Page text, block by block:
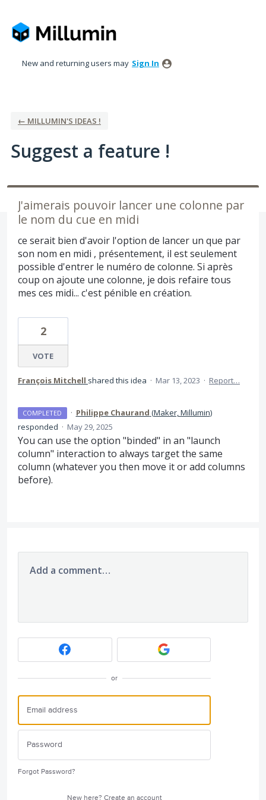
to
content
New and returning users may Sign In
← MILLUMIN'S IDEAS !
Suggest a feature !
J'aimerais pouvoir lancer une colonne par
le nom du cue en midi
ce serait bien d'avoir l'option de lancer un que par
son nom en midi , présentement, il est seulement
possible d'entrer le numéro de colonne. Si après
coup on ajoute une colonne, je dois refaire tous
mes ces midi... c'est pénible en création.
2
VOTE
François Mitchell shared this idea · Mar 13, 2023 · Report…
COMPLETED · Philippe Chaurand (Maker, Millumin)
responded · May 29, 2025
You can use the option "binded" in an "launch
column" interaction to always target the same
column (whatever you then move it or add columns
before).
Add a comment…
or
Forgot Password?
New here? Create an account